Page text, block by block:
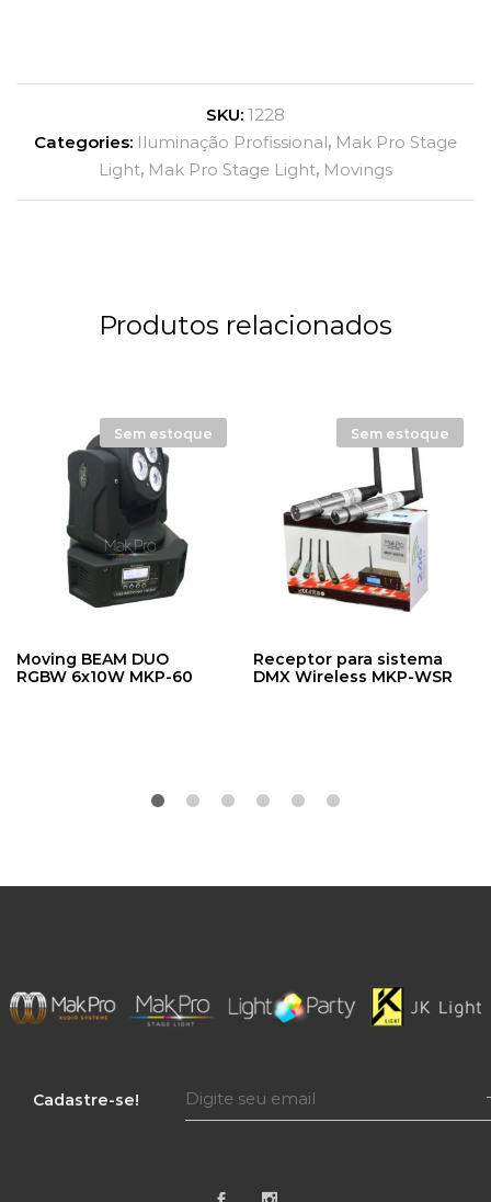
SKU: 1228
Categories: Iluminação Profissional, Mak Pro Stage
Light, Mak Pro Stage Light, Movings
Produtos relacionados
Sem estoque
Moving BEAM DUO
RGBW 6x10W MKP-60
Sem estoque
Receptor para sistema
DMX Wireless MKP-WSR
Cadastre-se!